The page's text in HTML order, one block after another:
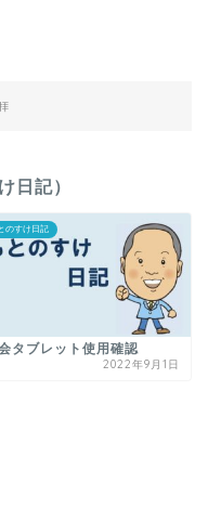
日記）
のすけ日記
タブレット使用確認
2022年9月1日